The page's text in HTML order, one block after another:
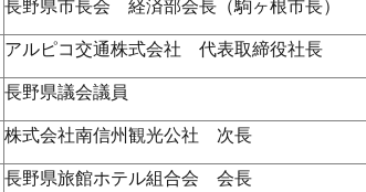
長野県市長会 経済部会長（駒ヶ根市長）
アルピコ交通株式会社 代表取締役社長
長野県議会議員
株式会社南信州観光公社 次長
長野県旅館ホテル組合会 会長